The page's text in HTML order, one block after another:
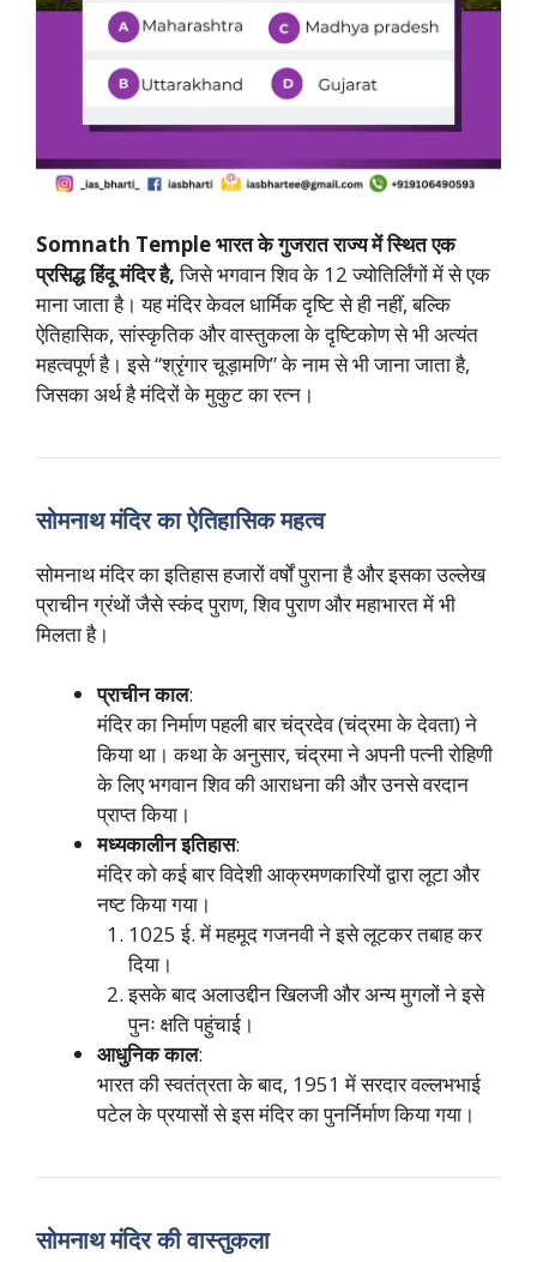
Somnath Templeभारत के गुजरात राज्य में स्थित एक
प्रसिद्ध हिंदू मंदिर है,जिसे भगवान शिव के 12 ज्योतिर्लिंगों में से एक
माना जाता है। यह मंदिर केवल धार्मिक दृष्टि से ही नहीं, बल्कि
ऐतिहासिक, सांस्कृतिक और वास्तुकला के दृष्टिकोण से भी अत्यंत
महत्वपूर्ण है। इसे “श्रृंगार चूड़ामणि” के नाम से भी जाना जाता है,
जिसका अर्थ है मंदिरों के मुकुट का रत्न।
सोमनाथ मंदिर का ऐतिहासिक महत्व
सोमनाथ मंदिर का इतिहास हजारों वर्षों पुराना है और इसका उल्लेख
प्राचीन ग्रंथों जैसे स्कंद पुराण, शिव पुराण और महाभारत में भी
मिलता है।
प्राचीन काल:
मंदिर का निर्माण पहली बार चंद्रदेव (चंद्रमा के देवता) ने
किया था। कथा के अनुसार, चंद्रमा ने अपनी पत्नी रोहिणी
के लिए भगवान शिव की आराधना की और उनसे वरदान
प्राप्त किया।
मध्यकालीन इतिहास:
मंदिर को कई बार विदेशी आक्रमणकारियों द्वारा लूटा और
नष्ट किया गया।
1025 ई. में महमूद गजनवी ने इसे लूटकर तबाह कर
दिया।
इसके बाद अलाउद्दीन खिलजी और अन्य मुगलों ने इसे
पुनः क्षति पहुंचाई।
आधुनिक काल:
भारत की स्वतंत्रता के बाद, 1951 में सरदार वल्लभभाई
पटेल के प्रयासों से इस मंदिर का पुनर्निर्माण किया गया।
सोमनाथ मंदिर की वास्तुकला